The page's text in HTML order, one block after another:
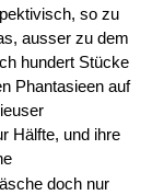
so zu
ausser zu dem
hundert Stücke
Phantasieen auf
Hälfte, und ihre
doch nur